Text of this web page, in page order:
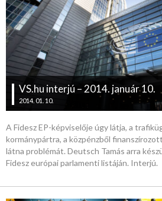
VS.hu interjú – 2014. január 10.
2014. 01. 10.
A Fidesz EP-képviselője úgy látja, a
kormánypártra, a közpénzből
látna problémát. Deutsch Tamás arra
Fidesz európai parlamenti listáján. Interjú.